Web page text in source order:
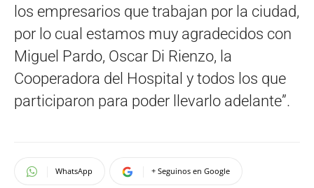
los empresarios que trabajan por la ciudad,
por lo cual estamos muy agradecidos con
Miguel Pardo, Oscar Di Rienzo, la
Cooperadora del Hospital y todos los que
participaron para poder llevarlo adelante”.
WhatsApp + Seguinos en Google